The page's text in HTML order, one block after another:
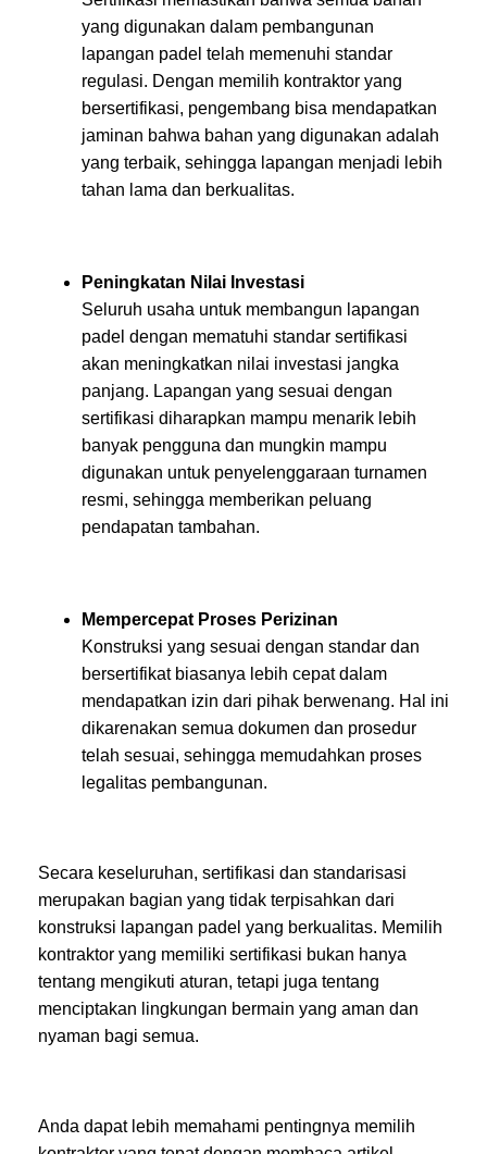
yang digunakan dalam pembangunan
lapangan padel telah memenuhi standar
regulasi. Dengan memilih kontraktor yang
bersertifikasi, pengembang bisa mendapatkan
jaminan bahwa bahan yang digunakan adalah
yang terbaik, sehingga lapangan menjadi lebih
tahan lama dan berkualitas.
Peningkatan Nilai Investasi
Seluruh usaha untuk membangun lapangan
padel dengan mematuhi standar sertifikasi
akan meningkatkan nilai investasi jangka
panjang. Lapangan yang sesuai dengan
sertifikasi diharapkan mampu menarik lebih
banyak pengguna dan mungkin mampu
digunakan untuk penyelenggaraan turnamen
resmi, sehingga memberikan peluang
pendapatan tambahan.
Mempercepat Proses Perizinan
Konstruksi yang sesuai dengan standar dan
bersertifikat biasanya lebih cepat dalam
mendapatkan izin dari pihak berwenang. Hal ini
dikarenakan semua dokumen dan prosedur
telah sesuai, sehingga memudahkan proses
legalitas pembangunan.
Secara keseluruhan, sertifikasi dan standarisasi
merupakan bagian yang tidak terpisahkan dari
konstruksi lapangan padel yang berkualitas. Memilih
kontraktor yang memiliki sertifikasi bukan hanya
tentang mengikuti aturan, tetapi juga tentang
menciptakan lingkungan bermain yang aman dan
nyaman bagi semua.
Anda dapat lebih memahami pentingnya memilih